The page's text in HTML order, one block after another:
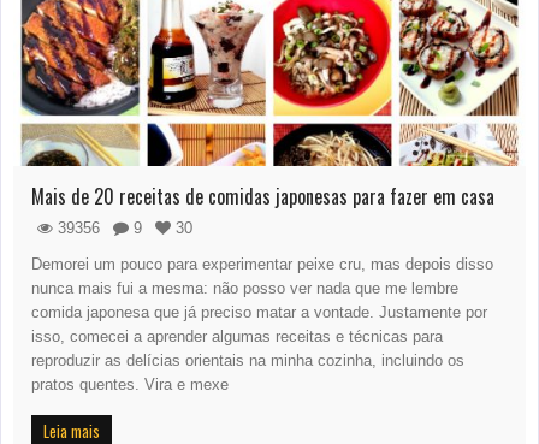
Mais de 20 receitas de comidas japonesas para fazer em casa
39356 9
30
Demorei um pouco para experimentar peixe cru, mas depois disso
nunca mais fui a mesma: não posso ver nada que me lembre
comida japonesa que já preciso matar a vontade. Justamente por
isso, comecei a aprender algumas receitas e técnicas para
reproduzir as delícias orientais na minha cozinha, incluindo os
pratos quentes. Vira e mexe
Leia mais